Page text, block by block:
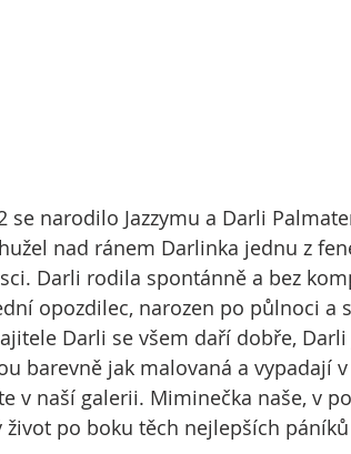
nad ránem Darlinka jednu z
Darli rodila spontánně a bez
opozdilec, narozen po půlnoci a
Darli se všem daří dobře,
barevně jak malovaná a vypadají
v naší galerii. Miminečka naše, v
život po boku těch nejlepších